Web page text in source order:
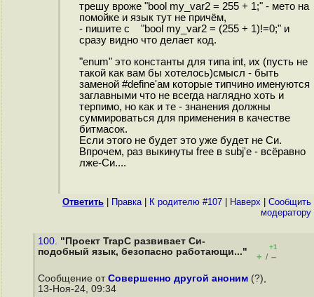
трешу вроже "bool my_var2 = 255 + 1;" - мето на
помойке и язык тут не причём,
- пишите с "bool my_var2 = (255 + 1)!=0;" и
сразу видно что делает код.
"enum" это константы для типа int, их (пусть не
такой как вам бы хотелось)смысл - быть
заменой #define'ам которые типчино именуются
заглавными что не всегда наглядно хоть и
терпимо, но как и те - знанения должны
суммироваться для применения в качестве
битмасок.
Если этого не будет это уже будет не Си.
Впрочем, раз выкинуты free в subj'е - всёравно
лже-Си....
Ответить Правка| К родителю #107 Наверх
Cообщить
модератору
100. "Проект TrapC развивает Си-
подобный язык, безопасно работающи..."
+1
+ / –
Сообщение от Совершенно другой аноним (?),
13-Ноя-24, 09:34